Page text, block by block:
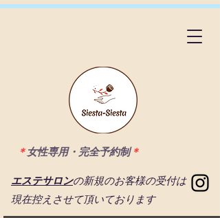
＊ 女性専用・完全予約制＊
エステサロンの新規のお客様の受付は
現在控えさせて頂いております